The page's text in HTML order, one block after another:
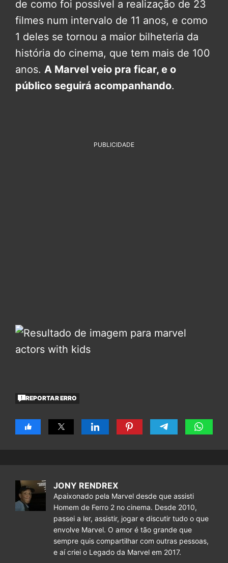
de como foi possível a realização de 23
filmes num intervalo de 11 anos, e como
1 deles se tornou a maior bilheteria da
história do cinema, que tem mais de 100
anos. A Marvel veio pra ficar, e o
público seguirá acompanhando.
PUBLICIDADE
REPORTAR ERRO
JONY RENDREX
Apaixonado pela Marvel desde que assisti
Homem de Ferro 2 no cinema. Desde 2010,
passei a ler, assistir, jogar e discutir tudo o que
envolve Marvel. O amor é tão grande que
sempre quis compartilhar com outras pessoas,
e aí criei o Legado da Marvel em 2017.